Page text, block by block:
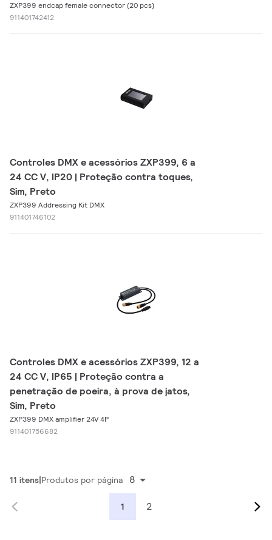
ZXP399 endcap female connector (20 pcs)
911401742412
Controles DMX e acessórios ZXP399, 6 a
24 CC V, IP20 | Proteção contra toques,
Sim, Preto
ZXP399 Addressing Kit DMX
911401746102
Controles DMX e acessórios ZXP399, 12 a
24 CC V, IP65 | Proteção contra a
penetração de poeira, à prova de jatos,
Sim, Preto
ZXP399 DMX amplifier 24V 4P
911401756682
11 itens Produtos por página 8
1 2